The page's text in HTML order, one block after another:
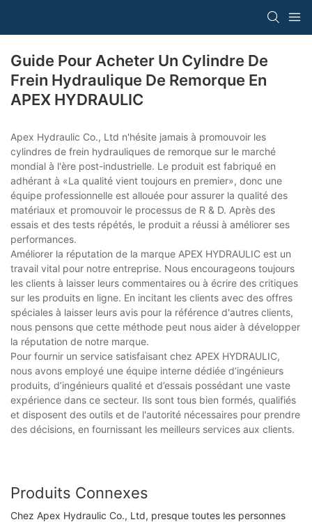
Guide Pour Acheter Un Cylindre De
Frein Hydraulique De Remorque En
APEX HYDRAULIC
Apex Hydraulic Co., Ltd n'hésite jamais à promouvoir les
cylindres de frein hydrauliques de remorque sur le marché
mondial à l'ère post-industrielle. Le produit est fabriqué en
adhérant à «La qualité vient toujours en premier», donc une
équipe professionnelle est allouée pour assurer la qualité des
matériaux et promouvoir le processus de R & D. Après des
essais et des tests répétés, le produit a réussi à améliorer ses
performances.
Améliorer la réputation de la marque APEX HYDRAULIC est un
travail vital pour notre entreprise. Nous encourageons toujours
les clients à laisser leurs commentaires ou à écrire des critiques
sur les produits en ligne. En incitant les clients avec des offres
spéciales à laisser leurs avis pour la référence d'autres clients,
nous pensons que cette méthode peut nous aider à développer
la réputation de notre marque.
Pour fournir un service satisfaisant chez APEX HYDRAULIC,
nous avons employé une équipe interne dédiée d’ingénieurs
produits, d’ingénieurs qualité et d’essais possédant une vaste
expérience dans ce secteur. Ils sont tous bien formés, qualifiés
et disposent des outils et de l'autorité nécessaires pour prendre
des décisions, en fournissant les meilleurs services aux clients.
Produits Connexes
Chez Apex Hydraulic Co., Ltd, presque toutes les personnes